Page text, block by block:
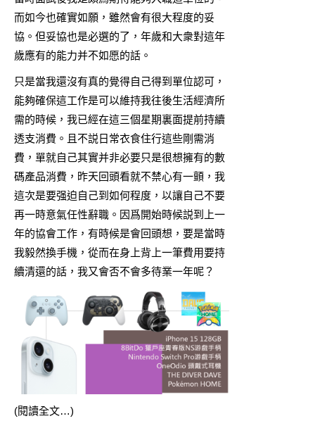
而如今也確實如願，雖然會有很大程度的妥
協。但妥協也是必選的了，年歲和大衆對這年
歲應有的能力并不如愿的話。
只是當我還沒有真的覺得自己得到單位認可，
能夠確保這工作是可以維持我往後生活經濟所
需的時候，我已經在這三個星期裏面提前持續
透支消費。且不説日常衣食住行這些剛需消
費，單就自己其實并非必要只是很想擁有的數
碼產品消費，昨天回頭看就不禁心有一顫，我
這次是要强迫自己到如何程度，以讓自己不要
再一時意氣任性辭職。因爲開始時候説到上一
年的協會工作，有時候是會回頭想，要是當時
我毅然換手機，從而在身上背上一筆費用要持
續清還的話，我又會否不會多待業一年呢？
(閱讀全文…)